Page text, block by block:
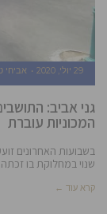
29 יולי, 2020 אביחי
גני אביב:
המכוניות עוברת
בשבועות האחרונים
שנוי במחלוקת בו
קרא עוד ←